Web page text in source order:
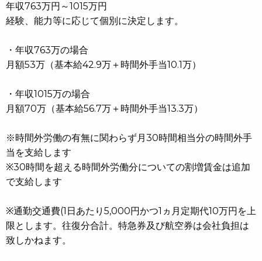
年収763万円～1015万円
経験、能力等に応じて個別に決定します。
・年収763万の場合
月額53万（基本給42.9万＋時間外手当10.1万）
・年収1015万の場合
月額70万（基本給56.7万＋時間外手当13.3万）
※時間外労働の有無に関わらず月30時間相当分の時間外手
当を支給します
※30時間を超える時間外労働分についての割増賃金は追加
で支給します
※通勤交通費(1日あたり5,000円かつ1ヵ月定期代10万円を上
限とします。往復分合計。特急券及び航空券は会社負担は
致しかねます。